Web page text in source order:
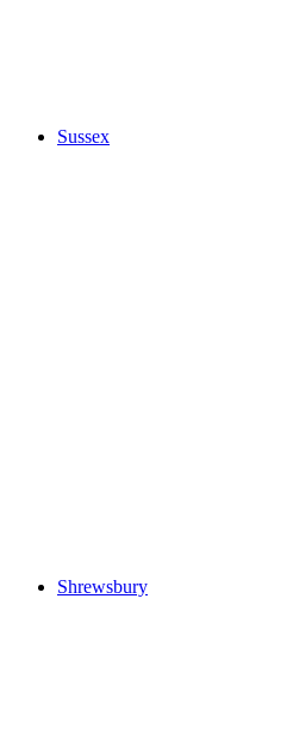
Sussex
Shrewsbury